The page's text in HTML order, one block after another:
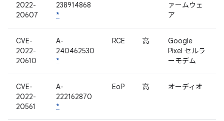
2022-
20607
238914868
*
ァームウェ
ア
CVE-
2022-
20610
A-
240462530
*
RCE 高
Google
Pixel セルラ
ーモデム
CVE-
2022-
20561
A-
222162870
*
EoP 高 オーディオ